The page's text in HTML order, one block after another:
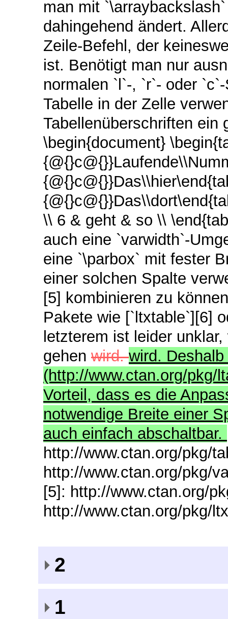
man mit
dahingehend ändert.
Zeile-Befehl, der
ist. Benötigt man nur
normalen `l`-, `r`- oder
Tabelle in der Zelle
Tabellenüberschriften ein
\begin{document}
\\ 6 & geht & so \\
auch eine `varwidth`-
eine `\parbox` mit fester
einer solchen Spalte
[5] kombinieren zu
Pakete wie [`ltxtable`][6]
letzterem ist leider
gehen wird.wird.
(http://www.ctan.org/pkg/
Vorteil, dass es die
notwendige Breite einer
auch einfach abschaltbar.
http://www.ctan.org/pkg/
http://www.ctan.org/pkg/
[5]: http://www.ctan.org/
http://www.ctan.org/pkg/
2
1